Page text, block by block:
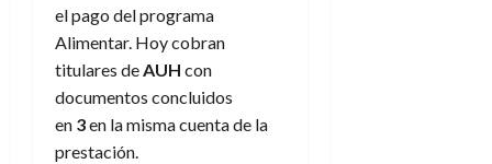
el pago del programa
Alimentar. Hoy cobran
titulares deAUH con
documentos concluidos
en 3en la misma cuenta de la
prestación.